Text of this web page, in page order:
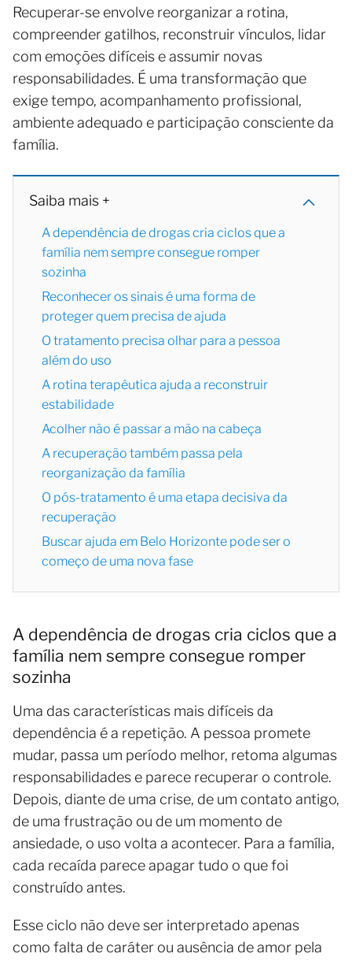
Recuperar-se envolve reorganizar a rotina,
compreender gatilhos, reconstruir vínculos, lidar
com emoções difíceis e assumir novas
responsabilidades. É uma transformação que
exige tempo, acompanhamento profissional,
ambiente adequado e participação consciente da
família.
Saiba mais +
A dependência de drogas cria ciclos que a
família nem sempre consegue romper
sozinha
Reconhecer os sinais é uma forma de
proteger quem precisa de ajuda
O tratamento precisa olhar para a pessoa
além do uso
A rotina terapêutica ajuda a reconstruir
estabilidade
Acolher não é passar a mão na cabeça
A recuperação também passa pela
reorganização da família
O pós-tratamento é uma etapa decisiva da
recuperação
Buscar ajuda em Belo Horizonte pode ser o
começo de uma nova fase
A dependência de drogas cria ciclos que a
família nem sempre consegue romper
sozinha
Uma das características mais difíceis da
dependência é a repetição. A pessoa promete
mudar, passa um período melhor, retoma algumas
responsabilidades e parece recuperar o controle.
Depois, diante de uma crise, de um contato antigo,
de uma frustração ou de um momento de
ansiedade, o uso volta a acontecer. Para a família,
cada recaída parece apagar tudo o que foi
construído antes.
Esse ciclo não deve ser interpretado apenas
como falta de caráter ou ausência de amor pela